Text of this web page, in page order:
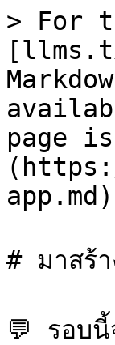
> For
page
# มาสร้
💬 รอบนี้